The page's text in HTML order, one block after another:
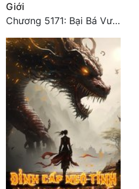
Giới
Chương 5171: Bại Bá Vương chi tử, làm thịt Bá Vương hậu duệ